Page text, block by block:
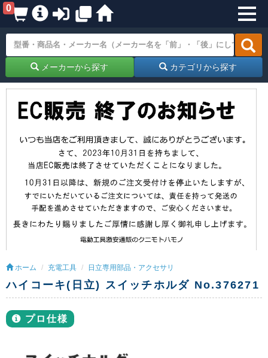
0
メーカーから探す カテゴリから探す
ホーム 充電工具 日立専用部品・アクセサリ
ハイコーキ(日立) スイッチホルダ No.376271
プロ仕様